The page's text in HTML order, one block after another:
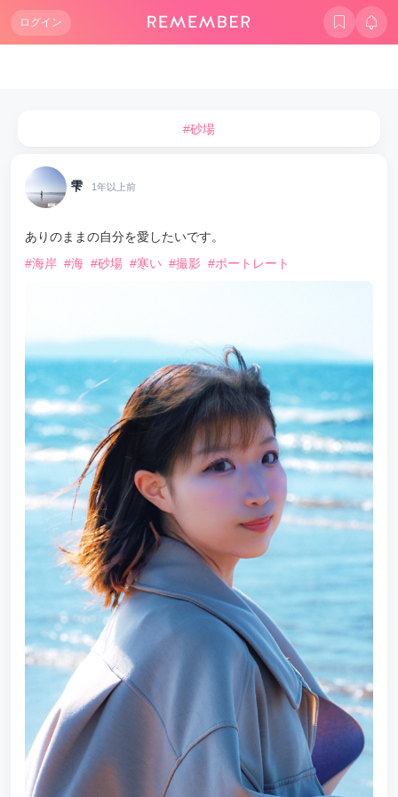
ログイン
#砂場
雫 1年以上前
ありのままの自分を愛したいです。
#海岸 #海 #砂場 #寒い #撮影 #ポートレート